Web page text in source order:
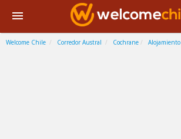
Welcome Chile Corredor Austral Cochrane Alojamiento